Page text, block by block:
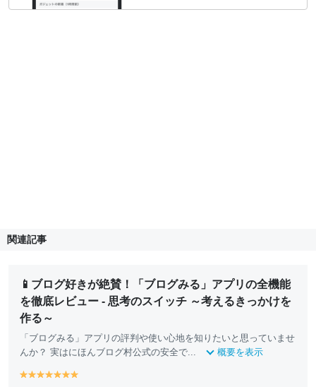
関連記事
📱ブログ好きが絶賛！「ブログみる」アプリの全機能
を徹底レビュー - 思考のスイッチ ～考えるきっかけを
作る～
「ブログみる」アプリの評判や使い心地を知りたいと思っていませ
んか？ 実はにほんブログ村公式の安全で...
概要を表示
y y y y y y